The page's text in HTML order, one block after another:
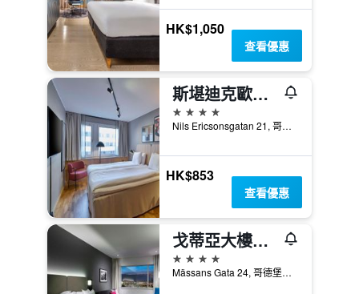
HK$1,050
查看優惠
斯堪迪克歐羅巴酒店
4星級
Nils Ericsonsgatan 21, 哥德堡（瑞典）, 西約塔蘭, 瑞典
HK$853
查看優惠
戈蒂亞大樓飯店
4星級
Mässans Gata 24, 哥德堡（瑞典）, 西約塔蘭, 瑞典